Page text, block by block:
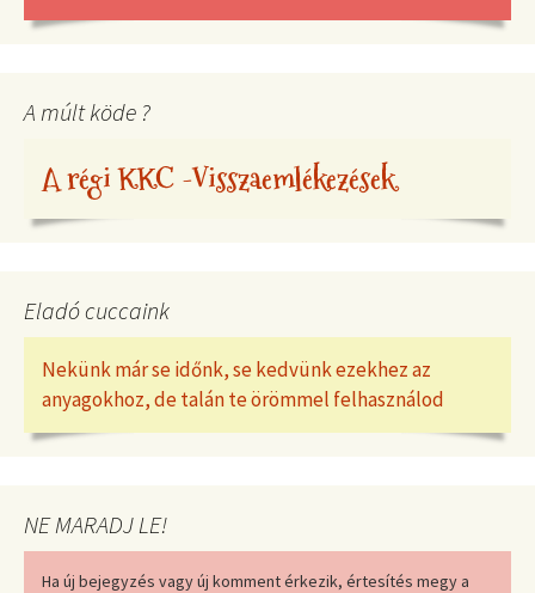
A múlt köde ?
A régi KKC -Visszaemlékezések
Eladó cuccaink
Nekünk már se időnk, se kedvünk ezekhez az
anyagokhoz, de talán te örömmel felhasználod
NE MARADJ LE!
Ha új bejegyzés vagy új komment érkezik, értesítés megy a